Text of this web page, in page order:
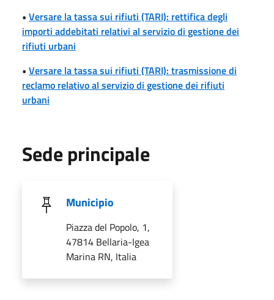
• Versare la tassa sui rifiuti (TARI): rettifica degli
importi addebitati relativi al servizio di gestione dei
rifiuti urbani
• Versare la tassa sui rifiuti (TARI): trasmissione di
reclamo relativo al servizio di gestione dei rifiuti
urbani
Sede principale
Municipio
Piazza del Popolo, 1,
47814 Bellaria-Igea
Marina RN, Italia